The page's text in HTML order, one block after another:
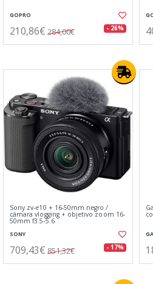
GOPRO
210,86€ 284,00€ - 26%
Sony zv-e10 + 16-50mm negro /
cámara vlogging + objetivo zoom 16-
50mm f3.5-5.6
SONY
709,43€ 851,32€ - 17%